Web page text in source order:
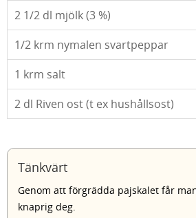
2 1/2 dl mjölk (3 %)
1/2 krm nymalen svartpeppar
1 krm salt
2 dl Riven ost (t ex hushållsost)
Tänkvärt
Genom att förgrädda pajskalet får
knaprig deg.